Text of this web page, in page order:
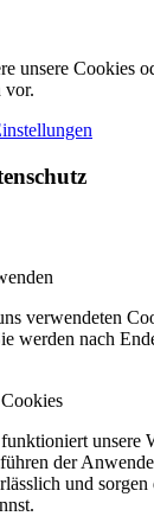
unsere Cookies
vor.
verwendeten
werden nach
unsere
der
und